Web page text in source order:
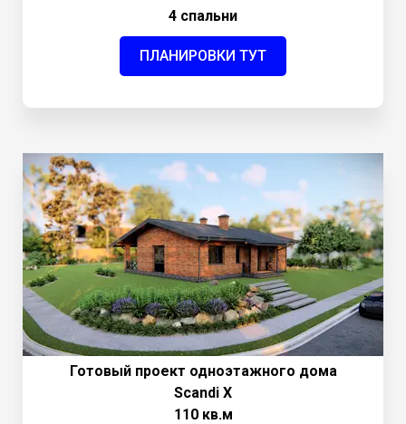
4 спальни
ПЛАНИРОВКИ ТУТ
Готовый проект одноэтажного дома
Scandi Х
110 кв.м